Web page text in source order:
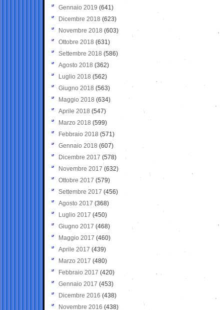
Gennaio 2019 (641)
Dicembre 2018 (623)
Novembre 2018 (603)
Ottobre 2018 (631)
Settembre 2018 (586)
Agosto 2018 (362)
Luglio 2018 (562)
Giugno 2018 (563)
Maggio 2018 (634)
Aprile 2018 (547)
Marzo 2018 (599)
Febbraio 2018 (571)
Gennaio 2018 (607)
Dicembre 2017 (578)
Novembre 2017 (632)
Ottobre 2017 (579)
Settembre 2017 (456)
Agosto 2017 (368)
Luglio 2017 (450)
Giugno 2017 (468)
Maggio 2017 (460)
Aprile 2017 (439)
Marzo 2017 (480)
Febbraio 2017 (420)
Gennaio 2017 (453)
Dicembre 2016 (438)
Novembre 2016 (438)